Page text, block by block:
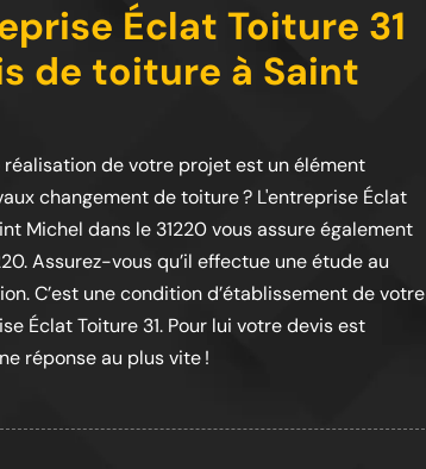
Éclat Toiture 31
de toiture à Saint
de votre projet est un élément
changement de toiture ? L'entreprise Éclat
Michel dans le 31220 vous assure également
Assurez-vous qu’il effectue une étude au
C’est une condition d’établissement de votre
Éclat Toiture 31. Pour lui votre devis est
réponse au plus vite !